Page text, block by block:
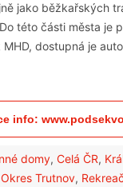
jako běžkařských
této části města je
dostupná je
info:
domy, Celá ČR,
Okres Trutnov,